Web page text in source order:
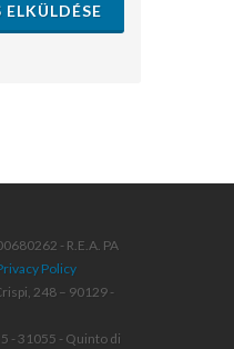
- R.E.A. PA
Policy
248 – 90129 -
- 31055 - Quinto di